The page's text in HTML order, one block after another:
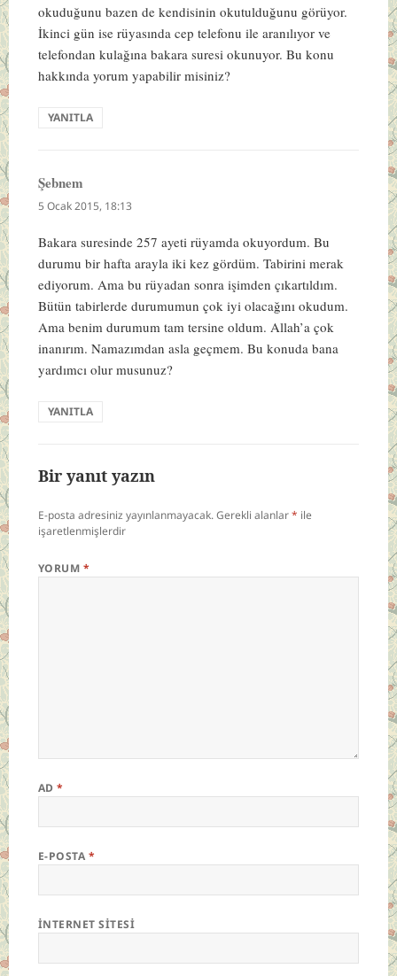
okuduğunu bazen de kendisinin okutulduğunu görüyor.
İkinci gün ise rüyasında cep telefonu ile aranılıyor ve
telefondan kulağına bakara suresi okunuyor. Bu konu
hakkında yorum yapabilir misiniz?
YANITLA
Şebnem
ki:
5 Ocak 2015, 18:13
Bakara suresinde 257 ayeti rüyamda okuyordum. Bu
durumu bir hafta arayla iki kez gördüm. Tabirini merak
ediyorum. Ama bu rüyadan sonra işimden çıkartıldım.
Bütün tabirlerde durumumun çok iyi olacağını okudum.
Ama benim durumum tam tersine oldum. Allah’a çok
inanırım. Namazımdan asla geçmem. Bu konuda bana
yardımcı olur musunuz?
YANITLA
Bir yanıt yazın
E-posta adresiniz yayınlanmayacak.Gerekli alanlar* ile
işaretlenmişlerdir
YORUM *
AD*
E-POSTA *
İNTERNET SITESI